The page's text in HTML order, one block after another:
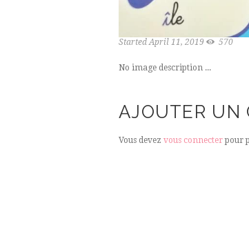
StartedApril 11, 2019 570
No image description ...
AJOUTER UN
Vous devez vous connecterpour